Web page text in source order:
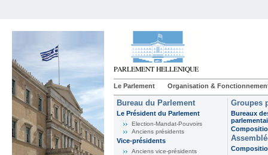
Le Parlement Organisation &
Bureau du Parlement
Le Président du Parlement
Election-Mandat-Pouvoirs
Anciens présidents
Vice-présidents
Anciens vice-présidents
Groupes
Bureaux